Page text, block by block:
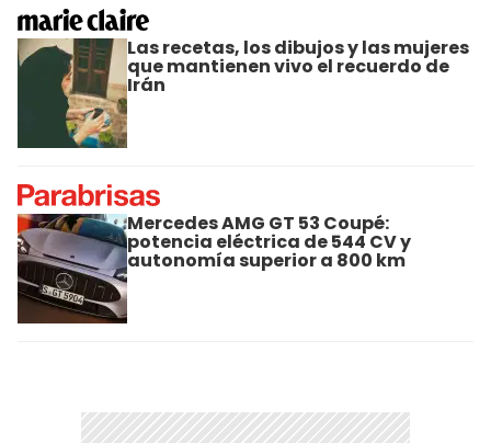
Las recetas, los dibujos y las mujeres
que mantienen vivo el recuerdo de
Irán
Mercedes AMG GT 53 Coupé:
potencia eléctrica de 544 CV y
autonomía superior a 800 km